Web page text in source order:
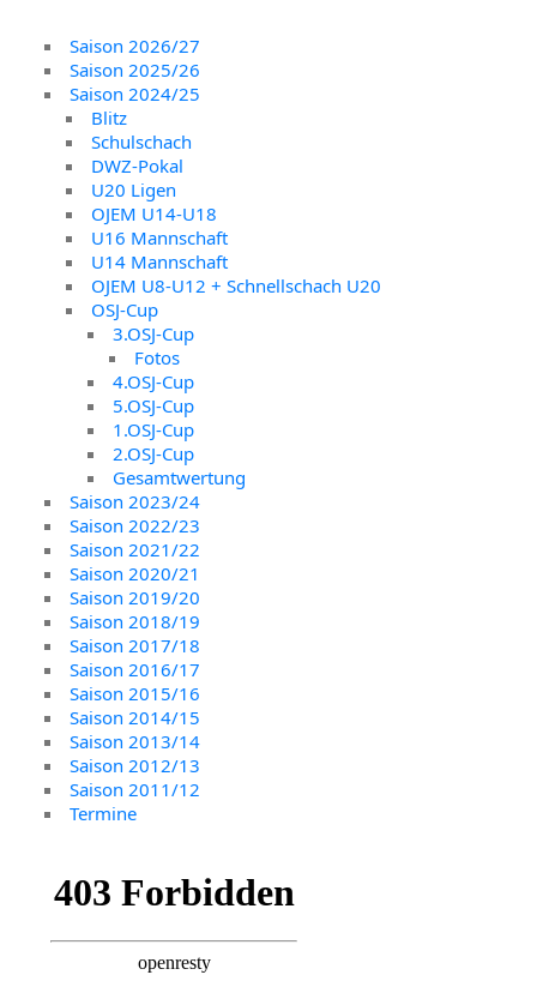
Saison 2026/27
Saison 2025/26
Saison 2024/25
Blitz
Schulschach
DWZ-Pokal
U20 Ligen
OJEM U14-U18
U16 Mannschaft
U14 Mannschaft
OJEM U8-U12 + Schnellschach U20
OSJ-Cup
3.OSJ-Cup
Fotos
4.OSJ-Cup
5.OSJ-Cup
1.OSJ-Cup
2.OSJ-Cup
Gesamtwertung
Saison 2023/24
Saison 2022/23
Saison 2021/22
Saison 2020/21
Saison 2019/20
Saison 2018/19
Saison 2017/18
Saison 2016/17
Saison 2015/16
Saison 2014/15
Saison 2013/14
Saison 2012/13
Saison 2011/12
Termine